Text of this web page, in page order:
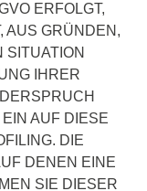
ERFOLGT,
AUS GRÜNDEN,
SITUATION
IHRER
AUF DIESE
DIE
DENEN EINE
SIE DIESER